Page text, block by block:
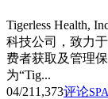
Tigerless Health,
科技公司，致力
费者获取及管理
为“Tig...
04/21 1,373评论